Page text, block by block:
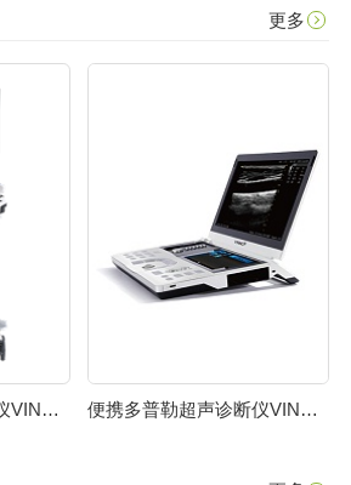
更多
台式多普勒超声诊断仪VINNO ULTIMUS 9V 便携多普勒超声诊断仪VINNO 8